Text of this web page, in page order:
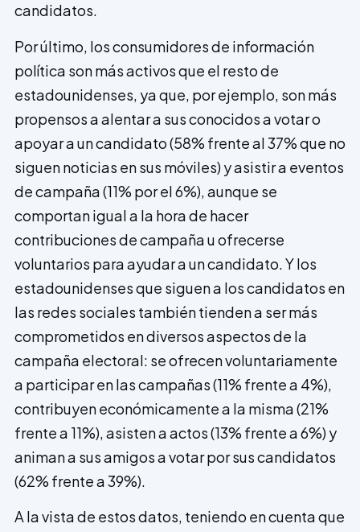
candidatos.
Por último, los consumidores de información
política son más activos que el resto de
estadounidenses, ya que, por ejemplo, son más
propensos a alentar a sus conocidos a votar o
apoyar a un candidato (58% frente al 37% que no
siguen noticias en sus móviles) y asistir a eventos
de campaña (11% por el 6%), aunque se
comportan igual a la hora de hacer
contribuciones de campaña u ofrecerse
voluntarios para ayudar a un candidato. Y los
estadounidenses que siguen a los candidatos en
las redes sociales también tienden a ser más
comprometidos en diversos aspectos de la
campaña electoral: se ofrecen voluntariamente
a participar en las campañas (11% frente a 4%),
contribuyen económicamente a la misma (21%
frente a 11%), asisten a actos (13% frente a 6%) y
animan a sus amigos a votar por sus candidatos
(62% frente a 39%).
A la vista de estos datos, teniendo en cuenta que